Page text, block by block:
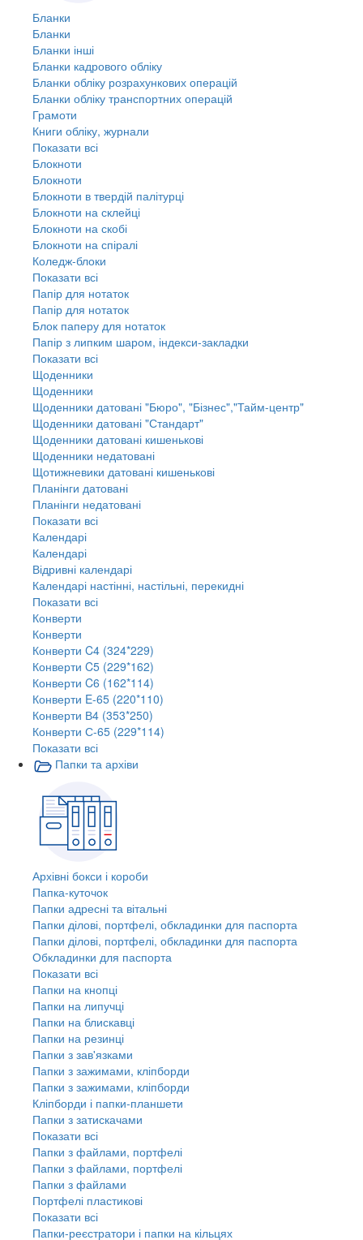
Бланки
Бланки
Бланки інші
Бланки кадрового обліку
Бланки обліку розрахункових операцій
Бланки обліку транспортних операцій
Грамоти
Книги обліку, журнали
Показати всі
Блокноти
Блокноти
Блокноти в твердій палітурці
Блокноти на склейці
Блокноти на скобі
Блокноти на спіралі
Коледж-блоки
Показати всі
Папір для нотаток
Папір для нотаток
Блок паперу для нотаток
Папір з липким шаром, індекси-закладки
Показати всі
Щоденники
Щоденники
Щоденники датовані "Бюро", "Бізнес","Тайм-центр"
Щоденники датовані "Стандарт"
Щоденники датовані кишенькові
Щоденники недатовані
Щотижневики датовані кишенькові
Планінги датовані
Планінги недатовані
Показати всі
Календарі
Календарі
Відривні календарі
Календарі настінні, настільні, перекидні
Показати всі
Конверти
Конверти
Конверти C4 (324*229)
Конверти C5 (229*162)
Конверти C6 (162*114)
Конверти E-65 (220*110)
Конверти В4 (353*250)
Конверти С-65 (229*114)
Показати всі
Папки та архіви
Архівні бокси і короби
Папка-куточок
Папки адресні та вітальні
Папки ділові, портфелі, обкладинки для паспорта
Папки ділові, портфелі, обкладинки для паспорта
Обкладинки для паспорта
Показати всі
Папки на кнопці
Папки на липучці
Папки на блискавці
Папки на резинці
Папки з зав'язками
Папки з зажимами, кліпборди
Папки з зажимами, кліпборди
Кліпборди і папки-планшети
Папки з затискачами
Показати всі
Папки з файлами, портфелі
Папки з файлами, портфелі
Папки з файлами
Портфелі пластикові
Показати всі
Папки-реєстратори і папки на кільцях